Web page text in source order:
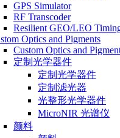
GPS Simulator
RF Transcoder
Resilient GEO/LEO
Optics and Pigments
Custom Optics and
定制光学器件
定制光学器件
定制滤光器
光整形光学器件
MicroNIR 光谱仪
颜料